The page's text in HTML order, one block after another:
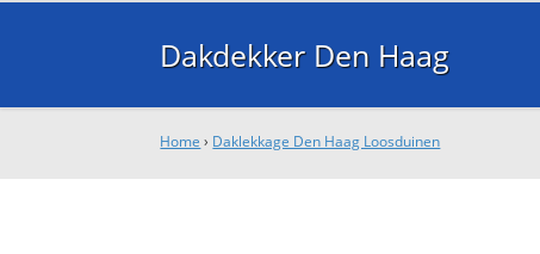
Dakdekker Den Haag
Home › Daklekkage Den Haag Loosduinen